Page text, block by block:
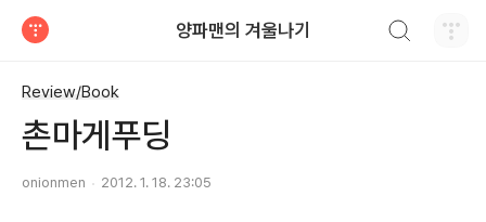
양파맨의 겨울나기
Review/Book
촌마게푸딩
onionmen 2012. 1. 18. 23:05